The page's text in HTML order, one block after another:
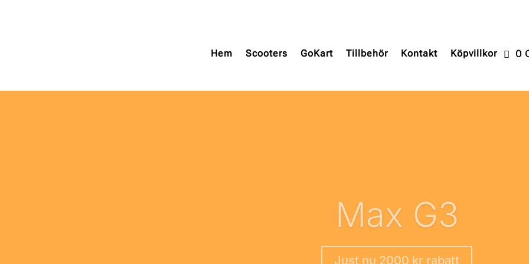
Hem Scooters GoKart Tillbehör Kontakt Köpvillkor 0
Hem Scooters GoKart Tillbehör Kontakt Köpvillkor 0
E3 Pro